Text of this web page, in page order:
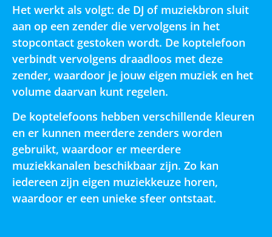
Het werkt als volgt: de DJ of muziekbron sluit
aan op een zender die vervolgens in het
stopcontact gestoken wordt. De koptelefoon
verbindt vervolgens draadloos met deze
zender, waardoor je jouw eigen muziek en het
volume daarvan kunt regelen.
De koptelefoons hebben verschillende kleuren
en er kunnen meerdere zenders worden
gebruikt, waardoor er meerdere
muziekkanalen beschikbaar zijn. Zo kan
iedereen zijn eigen muziekkeuze horen,
waardoor er een unieke sfeer ontstaat.